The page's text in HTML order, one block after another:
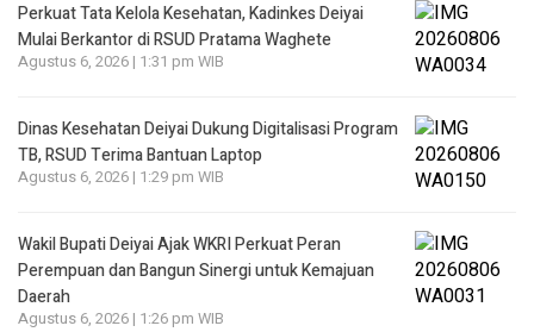
Perkuat Tata Kelola Kesehatan, Kadinkes Deiyai
Mulai Berkantor di RSUD Pratama Waghete
Agustus 6, 2026 | 1:31 pm WIB
Dinas Kesehatan Deiyai Dukung Digitalisasi Program
TB, RSUD Terima Bantuan Laptop
Agustus 6, 2026 | 1:29 pm WIB
Wakil Bupati Deiyai Ajak WKRI Perkuat Peran
Perempuan dan Bangun Sinergi untuk Kemajuan
Daerah
Agustus 6, 2026 | 1:26 pm WIB